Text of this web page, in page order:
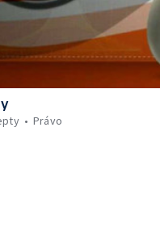
Právo